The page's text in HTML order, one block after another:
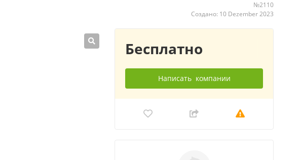
№2110
Создано: 10 Dezember 2023
Бесплатно
Написать компании